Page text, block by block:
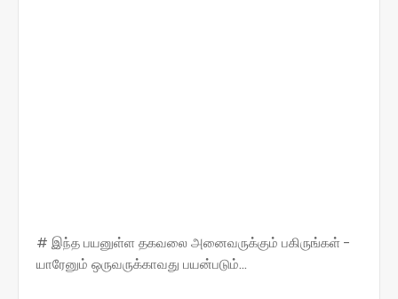
# இந்த பயனுள்ள தகவலை அனைவருக்கும் பகிருங்கள் -
யாரேனும் ஒருவருக்காவது பயன்படும்...